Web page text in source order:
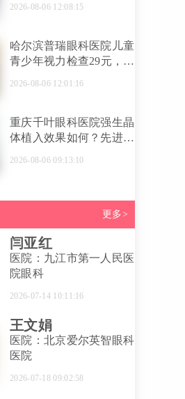
2026-08-06 12:08:15
哈尔滨普瑞眼科医院儿童
青少年视力检查29元，徐
2026-08-06 12:01:16
重庆千叶眼科医院强生晶
体植入效果如何？先进技
2026-08-06 09:13:10
更多>
闫亚红
医院：九江市第一人民医
院眼科
2026-07-14 10:11:16
王文娟
医院：北京爱尔英智眼科
医院
2026-07-18 09:02:58